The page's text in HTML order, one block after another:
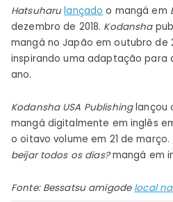
Hatsuharu lançado o mangá em
dezembro de 2018. Kodansha
mangá no Japão em outubro de
inspirando uma adaptação para
ano.
Kodansha USA Publishinglançou
mangá digitalmente em inglês
o oitavo volume em 21 de março.
beijar todos os dias?mangá em
Fonte: Bessatsu amigode local